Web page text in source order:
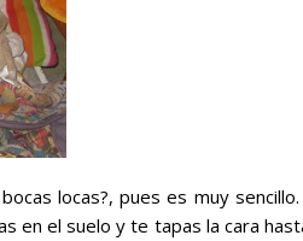
locas?, pues es muy
en el suelo y te tapas la cara